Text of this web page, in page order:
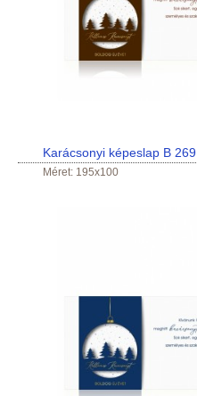
Karácsonyi képeslap B 269
Méret: 195x100